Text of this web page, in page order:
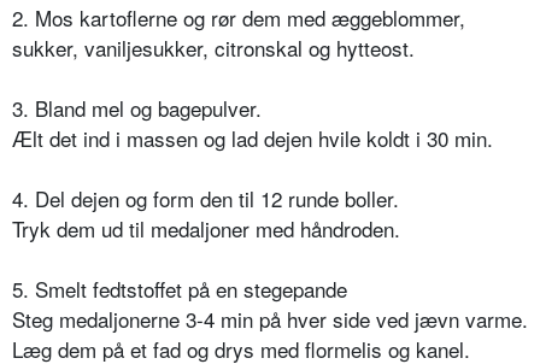
2. Mos kartoflerne og rør dem med æggeblommer,
sukker, vaniljesukker, citronskal og hytteost.
3. Bland mel og bagepulver.
Ælt det ind i massen og lad dejen hvile koldt i 30 min.
4. Del dejen og form den til 12 runde boller.
Tryk dem ud til medaljoner med håndroden.
5. Smelt fedtstoffet på en stegepande
Steg medaljonerne 3-4 min på hver side ved jævn varme.
Læg dem på et fad og drys med flormelis og kanel.